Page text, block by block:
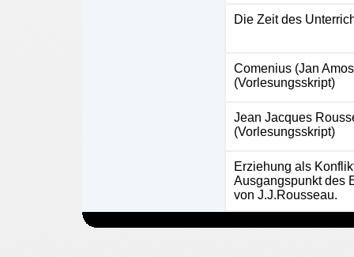
Die Zeit des
Comenius (Jan
(Vorlesungsskript)
Jean Jacques
(Vorlesungsskript)
Erziehung als
Ausgangspunkt des
von J.J.Rousseau.